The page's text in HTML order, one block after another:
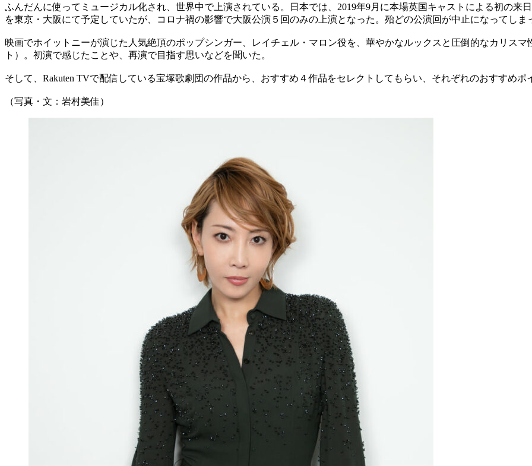
ふんだんに使ってミュージカル化され、世界中で上演されている。日本では、2019年9月に本場英国キャストによる初の来
を東京・大阪にて予定していたが、コロナ禍の影響で大阪公演５回のみの上演となった。殆どの公演回が中止になってしま
映画でホイットニーが演じた人気絶頂のポップシンガー、レイチェル・マロン役を、華やかなルックスと圧倒的なカリスマ
ト）。初演で感じたことや、再演で目指す思いなどを聞いた。
そして、Rakuten TVで配信している宝塚歌劇団の作品から、おすすめ４作品をセレクトしてもらい、それぞれのおすすめ
（写真・文：岩村美佳）